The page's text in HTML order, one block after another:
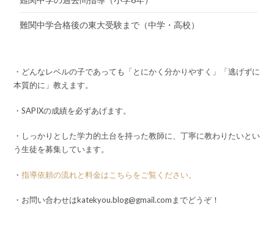
難関中学合格後の東大受験まで（中学・高校）
・どんなレベルの子であっても「とにかく分かりやすく」「逃げずに
本質的に」教えます。
・SAPIXの成績を必ずあげます。
・しっかりとした学力的土台を持った教師に、丁寧に教わりたいとい
う生徒を募集しています。
・ 指導依頼の流れと料金はこちらをご覧ください。
・お問い合わせはkatekyou.blog@gmail.comまでどうぞ！